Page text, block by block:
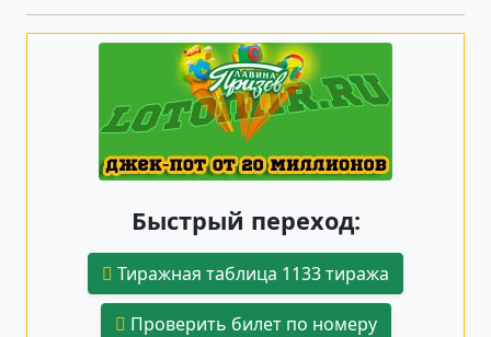
Быстрый переход:
Тиражная таблица 1133 тиража
Проверить билет по номеру